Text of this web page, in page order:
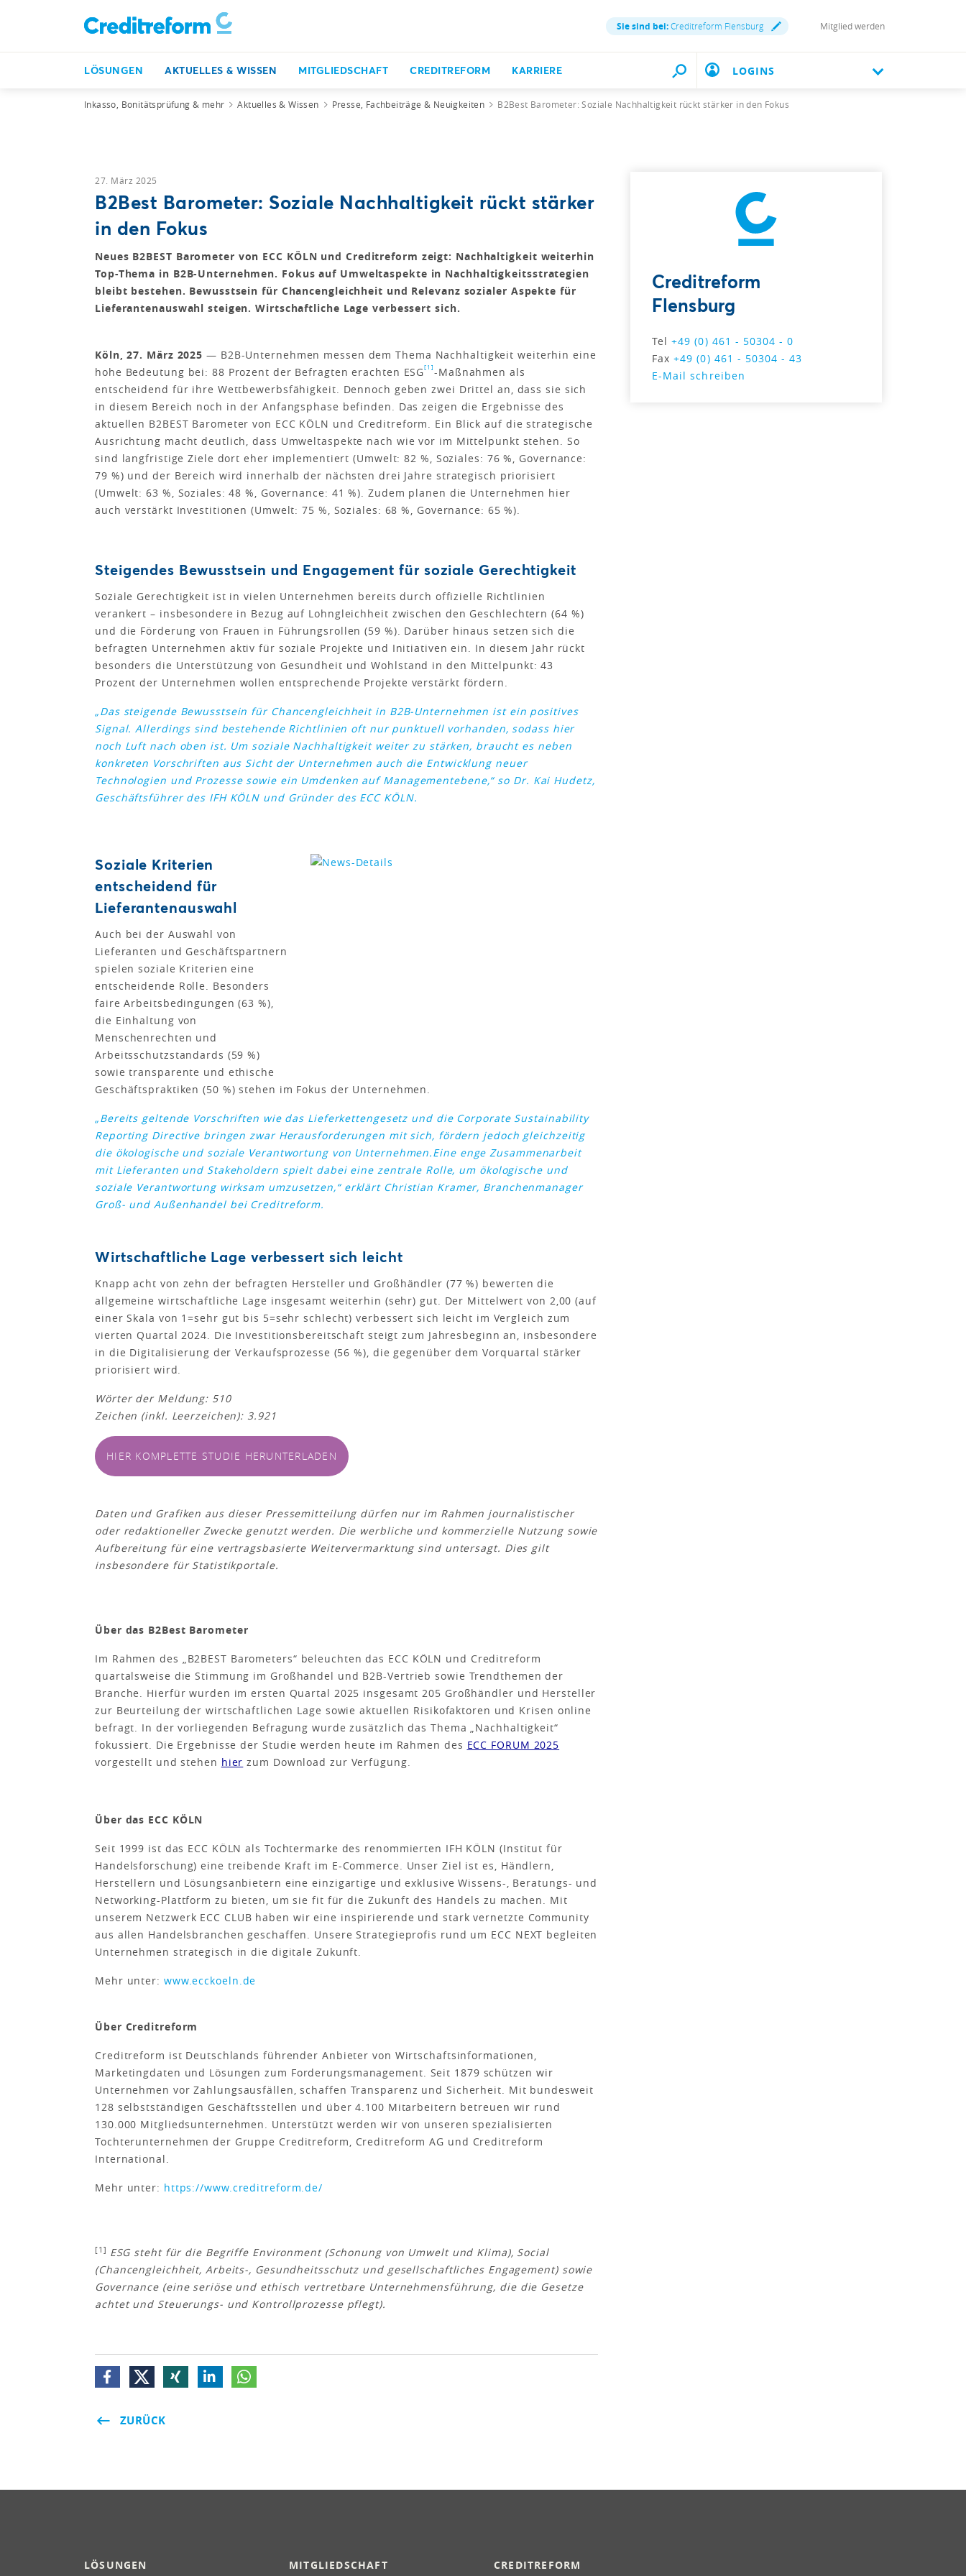
Sie sind bei:Creditreform Flensburg Mitglied werden
LÖSUNGEN AKTUELLES & WISSEN MITGLIEDSCHAFT CREDITREFORM KARRIERE LOGINS
Inkasso, Bonitätsprüfung & mehr Aktuelles & Wissen Presse, Fachbeiträge & Neuigkeiten B2Best Barometer: Soziale Nachhaltigkeit rückt stärker in den Fokus
27. März 2025
B2Best Barometer: Soziale Nachhaltigkeit rückt stärker
in den Fokus
Neues B2BEST Barometer von ECC KÖLN und Creditreform zeigt: Nachhaltigkeit weiterhin
Top-Thema in B2B-Unternehmen. Fokus auf Umweltaspekte in Nachhaltigkeitsstrategien
bleibt bestehen. Bewusstsein für Chancengleichheit und Relevanz sozialer Aspekte für
Lieferantenauswahl steigen. Wirtschaftliche Lage verbessert sich.
Köln, 27. März 2025 — B2B-Unternehmen messen dem Thema Nachhaltigkeit weiterhin eine
hohe Bedeutung bei: 88 Prozent der Befragten erachten ESG[1] -Maßnahmen als
entscheidend für ihre Wettbewerbsfähigkeit. Dennoch geben zwei Drittel an, dass sie sich
in diesem Bereich noch in der Anfangsphase befinden. Das zeigen die Ergebnisse des
aktuellen B2BEST Barometer von ECC KÖLN und Creditreform. Ein Blick auf die strategische
Ausrichtung macht deutlich, dass Umweltaspekte nach wie vor im Mittelpunkt stehen. So
sind langfristige Ziele dort eher implementiert (Umwelt: 82 %, Soziales: 76 %, Governance:
79 %) und der Bereich wird innerhalb der nächsten drei Jahre strategisch priorisiert
(Umwelt: 63 %, Soziales: 48 %, Governance: 41 %). Zudem planen die Unternehmen hier
auch verstärkt Investitionen (Umwelt: 75 %, Soziales: 68 %, Governance: 65 %).
Steigendes Bewusstsein und Engagement für soziale Gerechtigkeit
Soziale Gerechtigkeit ist in vielen Unternehmen bereits durch offizielle Richtlinien
verankert – insbesondere in Bezug auf Lohngleichheit zwischen den Geschlechtern (64 %)
und die Förderung von Frauen in Führungsrollen (59 %). Darüber hinaus setzen sich die
befragten Unternehmen aktiv für soziale Projekte und Initiativen ein. In diesem Jahr rückt
besonders die Unterstützung von Gesundheit und Wohlstand in den Mittelpunkt: 43
Prozent der Unternehmen wollen entsprechende Projekte verstärkt fördern.
„Das steigende Bewusstsein für Chancengleichheit in B2B-Unternehmen ist ein positives
Signal. Allerdings sind bestehende Richtlinien oft nur punktuell vorhanden, sodass hier
noch Luft nach oben ist. Um soziale Nachhaltigkeit weiter zu stärken, braucht es neben
konkreten Vorschriften aus Sicht der Unternehmen auch die Entwicklung neuer
Technologien und Prozesse sowie ein Umdenken auf Managementebene,“ so Dr. Kai Hudetz,
Geschäftsführer des IFH KÖLN und Gründer des ECC KÖLN.
Soziale Kriterien
entscheidend für
Lieferantenauswahl
Auch bei der Auswahl von
Lieferanten und Geschäftspartnern
spielen soziale Kriterien eine
entscheidende Rolle. Besonders
faire Arbeitsbedingungen (63 %),
die Einhaltung von
Menschenrechten und
Arbeitsschutzstandards (59 %)
sowie transparente und ethische
Geschäftspraktiken (50 %) stehen im Fokus der Unternehmen.
„Bereits geltende Vorschriften wie das Lieferkettengesetz und die Corporate Sustainability
Reporting Directive bringen zwar Herausforderungen mit sich, fördern jedoch gleichzeitig
die ökologische und soziale Verantwortung von Unternehmen.Eine enge Zusammenarbeit
mit Lieferanten und Stakeholdern spielt dabei eine zentrale Rolle, um ökologische und
soziale Verantwortung wirksam umzusetzen,“ erklärt Christian Kramer, Branchenmanager
Groß- und Außenhandel bei Creditreform.
Wirtschaftliche Lage verbessert sich leicht
Knapp acht von zehn der befragten Hersteller und Großhändler (77 %) bewerten die
allgemeine wirtschaftliche Lage insgesamt weiterhin (sehr) gut. Der Mittelwert von 2,00 (auf
einer Skala von 1=sehr gut bis 5=sehr schlecht) verbessert sich leicht im Vergleich zum
vierten Quartal 2024. Die Investitionsbereitschaft steigt zum Jahresbeginn an, insbesondere
in die Digitalisierung der Verkaufsprozesse (56 %), die gegenüber dem Vorquartal stärker
priorisiert wird.
Wörter der Meldung: 510
Zeichen (inkl. Leerzeichen): 3.921
HIER KOMPLETTE STUDIE HERUNTERLADEN
Daten und Grafiken aus dieser Pressemitteilung dürfen nur im Rahmen journalistischer
oder redaktioneller Zwecke genutzt werden. Die werbliche und kommerzielle Nutzung sowie
Aufbereitung für eine vertragsbasierte Weitervermarktung sind untersagt. Dies gilt
insbesondere für Statistikportale.
Über das B2Best Barometer
Im Rahmen des „B2BEST Barometers“ beleuchten das ECC KÖLN und Creditreform
quartalsweise die Stimmung im Großhandel und B2B-Vertrieb sowie Trendthemen der
Branche. Hierfür wurden im ersten Quartal 2025 insgesamt 205 Großhändler und Hersteller
zur Beurteilung der wirtschaftlichen Lage sowie aktuellen Risikofaktoren und Krisen online
befragt. In der vorliegenden Befragung wurde zusätzlich das Thema „Nachhaltigkeit“
fokussiert. Die Ergebnisse der Studie werden heute im Rahmen des ECC FORUM 2025
vorgestellt und stehen hier zum Download zur Verfügung.
Über das ECC KÖLN
Seit 1999 ist das ECC KÖLN als Tochtermarke des renommierten IFH KÖLN (Institut für
Handelsforschung) eine treibende Kraft im E-Commerce. Unser Ziel ist es, Händlern,
Herstellern und Lösungsanbietern eine einzigartige und exklusive Wissens-, Beratungs- und
Networking-Plattform zu bieten, um sie fit für die Zukunft des Handels zu machen. Mit
unserem Netzwerk ECC CLUB haben wir eine inspirierende und stark vernetzte Community
aus allen Handelsbranchen geschaffen. Unsere Strategieprofis rund um ECC NEXT begleiten
Unternehmen strategisch in die digitale Zukunft.
Mehr unter: www.ecckoeln.de
Über Creditreform
Creditreform ist Deutschlands führender Anbieter von Wirtschaftsinformationen,
Marketingdaten und Lösungen zum Forderungsmanagement. Seit 1879 schützen wir
Unternehmen vor Zahlungsausfällen, schaffen Transparenz und Sicherheit. Mit bundesweit
128 selbstständigen Geschäftsstellen und über 4.100 Mitarbeitern betreuen wir rund
130.000 Mitgliedsunternehmen. Unterstützt werden wir von unseren spezialisierten
Tochterunternehmen der Gruppe Creditreform, Creditreform AG und Creditreform
International.
Mehr unter: https://www.creditreform.de/
[1] ESG steht für die Begriffe Environment (Schonung von Umwelt und Klima), Social
(Chancengleichheit, Arbeits-, Gesundheitsschutz und gesellschaftliches Engagement) sowie
Governance (eine seriöse und ethisch vertretbare Unternehmensführung, die die Gesetze
achtet und Steuerungs- und Kontrollprozesse pflegt).
ZURÜCK
Creditreform
Flensburg
Tel+49 (0) 461 - 50304 - 0
Fax+49 (0) 461 - 50304 - 43
E-Mail schreiben
LÖSUNGEN MITGLIEDSCHAFT CREDITREFORM